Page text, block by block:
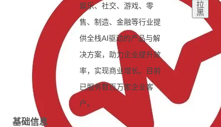
娱乐、社交、游戏、零
售、制造、金融等行业提
供全栈AI驱动的产品与解
决方案，助力企业提升效
率，实现商业增长。目前
已服务数百万家企业客
户。
拉
黑
基础信息